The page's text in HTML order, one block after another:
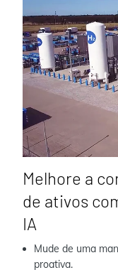
Melhore a
de ativos
IA
Mude de uma
proativa.